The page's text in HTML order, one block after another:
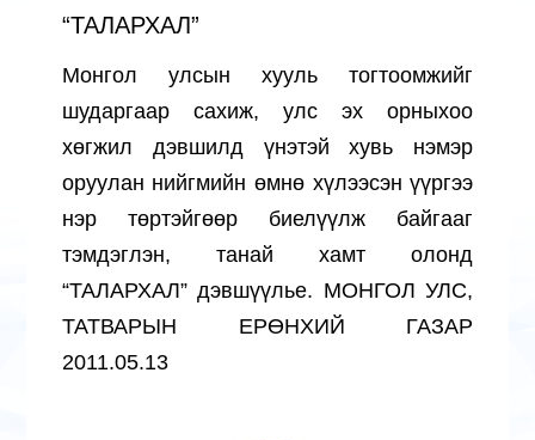
“ТАЛАРХАЛ”
Монгол улсын хууль тогтоомжийг
шударгаар сахиж, улс эх орныхоо
хөгжил дэвшилд үнэтэй хувь нэмэр
оруулан нийгмийн өмнө хүлээсэн үүргээ
нэр төртэйгөөр биелүүлж байгааг
тэмдэглэн, танай хамт олонд
“ТАЛАРХАЛ” дэвшүүлье. МОНГОЛ УЛС,
ТАТВАРЫН ЕРӨНХИЙ ГАЗАР
2011.05.13